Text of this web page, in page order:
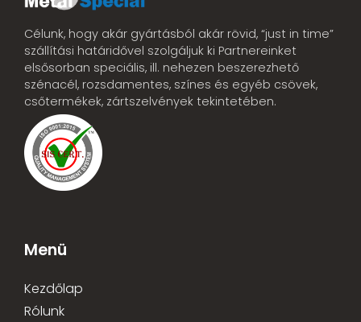
Célunk, hogy akár gyártásból akár rövid, “just in time”
szállítási határidővel szolgáljuk ki Partnereinket
elsősorban speciális, ill. nehezen beszerezhető
szénacél, rozsdamentes, színes és egyéb csövek,
csőtermékek, zártszelvények tekintetében.
Menü
Kezdőlap
Rólunk